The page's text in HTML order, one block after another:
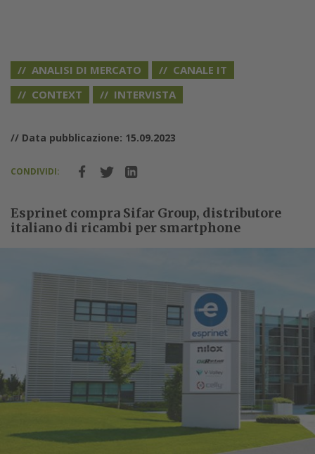
ANALISI DI MERCATO
CANALE IT
CONTEXT
INTERVISTA
// Data pubblicazione: 15.09.2023
CONDIVIDI:
Esprinet compra Sifar Group, distributore
italiano di ricambi per smartphone